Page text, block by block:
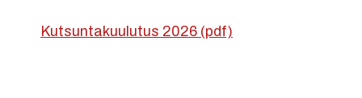
Kutsuntakuulutus 2026 (pdf)